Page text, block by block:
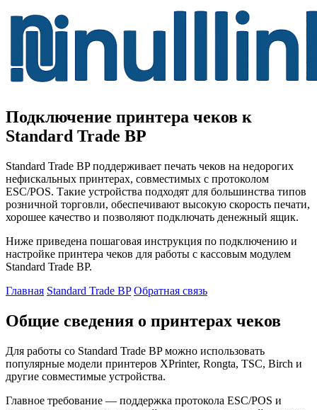
Подключение принтера чеков к
Standard Trade BP
Standard Trade BP поддерживает печать чеков на недорогих
нефискальных принтерах, совместимых с протоколом
ESC/POS. Такие устройства подходят для большинства типов
розничной торговли, обеспечивают высокую скорость печати,
хорошее качество и позволяют подключать денежный ящик.
Ниже приведена пошаговая инструкция по подключению и
настройке принтера чеков для работы с кассовым модулем
Standard Trade BP.
Главная Standard Trade BP Обратная связь
Общие сведения о принтерах чеков
Для работы со Standard Trade BP можно использовать
популярные модели принтеров XPrinter, Rongta, TSC, Birch и
другие совместимые устройства.
Главное требование — поддержка протокола ESC/POS и